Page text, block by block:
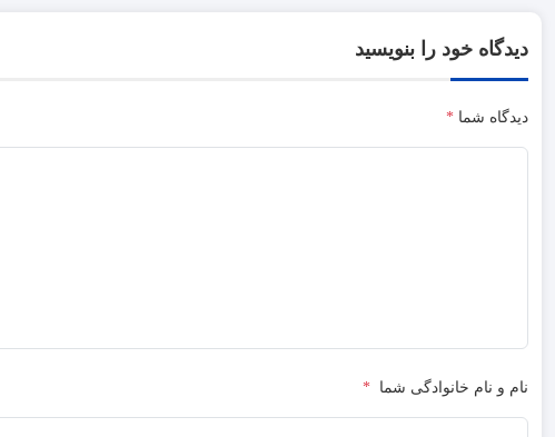
دیدگاه خود را بنویسید
دیدگاه شما *
نام و نام خانوادگی شما *